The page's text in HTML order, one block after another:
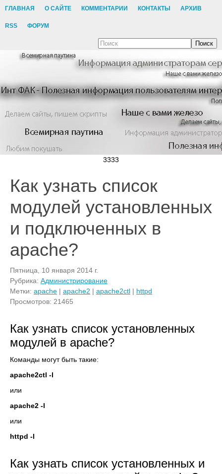
ГЛАВНАЯ О САЙТЕ КОММЕНТАРИИ КОНТАКТЫ АРХИВ
RSS ФОРУМ
Поиск
3333
Как узнать список
модулей установленных
и подключенных в
apache?
Пятница, 10 января 2014 г.
Рубрика: Администрирование
Метки: apache | apache2 | apache2ctl | httpd
Просмотров: 21465
Как узнать список установленных
модулей в apache?
Команды могут быть такие:
apache2ctl -l
или
apache2 -l
или
httpd -l
Как узнать список установленных и